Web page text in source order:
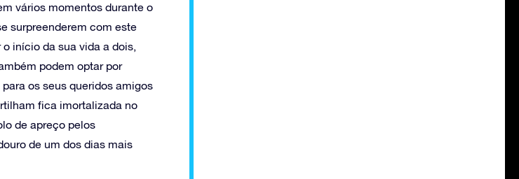
vários momentos durante o
surpreenderem com este
início da sua vida a dois,
podem optar por
os seus queridos amigos
fica imortalizada no
de apreço pelos
de um dos dias mais